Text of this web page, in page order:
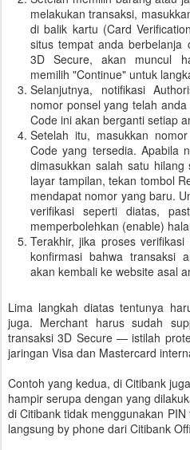
melakukan transaksi,
di balik kartu (Card
situs tempat anda berbelanja
3D Secure, akan muncul
memilih "Continue" untuk
Selanjutnya, notifikasi
nomor ponsel yang telah
Code ini akan berganti setiap
Setelah itu, masukkan
Code yang tersedia. Apabila
dimasukkan salah satu
layar tampilan, tekan tombol
mendapat nomor yang baru.
verifikasi seperti diatas,
memperbolehkan (enable)
Terakhir, jika proses
konfirmasi bahwa transaksi
akan kembali ke website asal
Lima langkah diatas tentunya
juga. Merchant harus sudah
transaksi 3D Secure — istilah
jaringan Visa dan Mastercard
Contoh yang kedua, di Citibank
hampir serupa dengan yang
di Citibank tidak menggunakan
langsung by phone dari Citibank